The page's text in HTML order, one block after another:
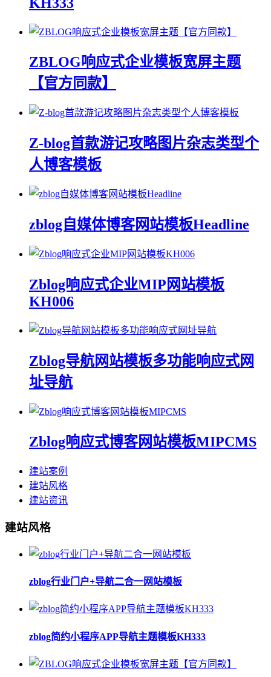
ZBLOG响应式企业模板宽屏主题
【官方同款】
Z-blog首款游记攻略图片杂志类型个
人博客模板
zblog自媒体博客网站模板Headline
Zblog响应式企业MIP网站模板
KH006
Zblog导航网站模板多功能响应式网
址导航
Zblog响应式博客网站模板MIPCMS
建站案例
建站风格
建站资讯
建站风格
zblog行业门户+导航二合一网站模板
zblog简约小程序APP导航主题模板KH333